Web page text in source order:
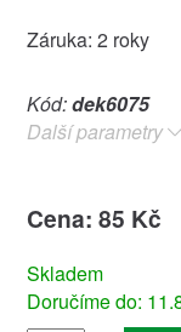
Záruka: 2 roky
Kód:dek6075
Další parametry
Cena: 85 Kč
Skladem
Doručíme do: